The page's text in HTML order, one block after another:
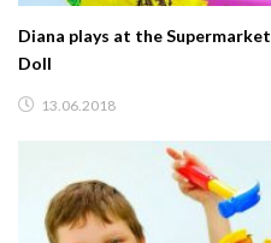
Diana plays at the
Doll
13.06.2018